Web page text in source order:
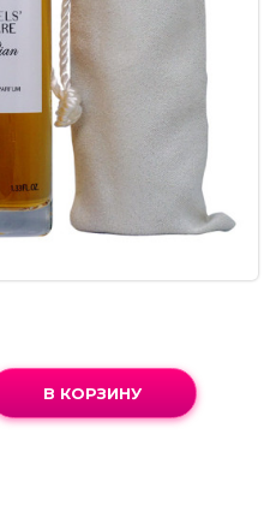
В КОРЗИНУ